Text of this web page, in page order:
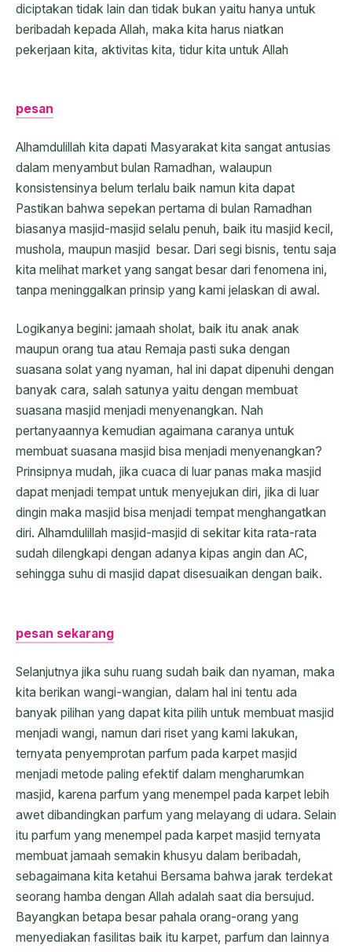
diciptakan tidak lain dan tidak bukan yaitu hanya untuk
beribadah kepada Allah, maka kita harus niatkan
pekerjaan kita, aktivitas kita, tidur kita untuk Allah
pesan
Alhamdulillah kita dapati Masyarakat kita sangat antusias
dalam menyambut bulan Ramadhan, walaupun
konsistensinya belum terlalu baik namun kita dapat
Pastikan bahwa sepekan pertama di bulan Ramadhan
biasanya masjid-masjid selalu penuh, baik itu masjid kecil,
mushola, maupun masjid besar. Dari segi bisnis, tentu saja
kita melihat market yang sangat besar dari fenomena ini,
tanpa meninggalkan prinsip yang kami jelaskan di awal.
Logikanya begini: jamaah sholat, baik itu anak anak
maupun orang tua atau Remaja pasti suka dengan
suasana solat yang nyaman, hal ini dapat dipenuhi dengan
banyak cara, salah satunya yaitu dengan membuat
suasana masjid menjadi menyenangkan. Nah
pertanyaannya kemudian agaimana caranya untuk
membuat suasana masjid bisa menjadi menyenangkan?
Prinsipnya mudah, jika cuaca di luar panas maka masjid
dapat menjadi tempat untuk menyejukan diri, jika di luar
dingin maka masjid bisa menjadi tempat menghangatkan
diri. Alhamdulillah masjid-masjid di sekitar kita rata-rata
sudah dilengkapi dengan adanya kipas angin dan AC,
sehingga suhu di masjid dapat disesuaikan dengan baik.
pesan sekarang
Selanjutnya jika suhu ruang sudah baik dan nyaman, maka
kita berikan wangi-wangian, dalam hal ini tentu ada
banyak pilihan yang dapat kita pilih untuk membuat masjid
menjadi wangi, namun dari riset yang kami lakukan,
ternyata penyemprotan parfum pada karpet masjid
menjadi metode paling efektif dalam mengharumkan
masjid, karena parfum yang menempel pada karpet lebih
awet dibandingkan parfum yang melayang di udara. Selain
itu parfum yang menempel pada karpet masjid ternyata
membuat jamaah semakin khusyu dalam beribadah,
sebagaimana kita ketahui Bersama bahwa jarak terdekat
seorang hamba dengan Allah adalah saat dia bersujud.
Bayangkan betapa besar pahala orang-orang yang
menyediakan fasilitas baik itu karpet, parfum dan lainnya